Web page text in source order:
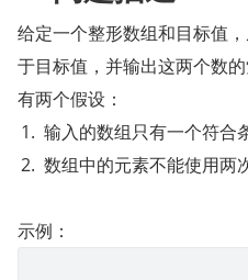
给定一个整形数组和目标值
于目标值，并输出这两个数的
有两个假设：
输入的数组只有一个符合
数组中的元素不能使用两
示例：